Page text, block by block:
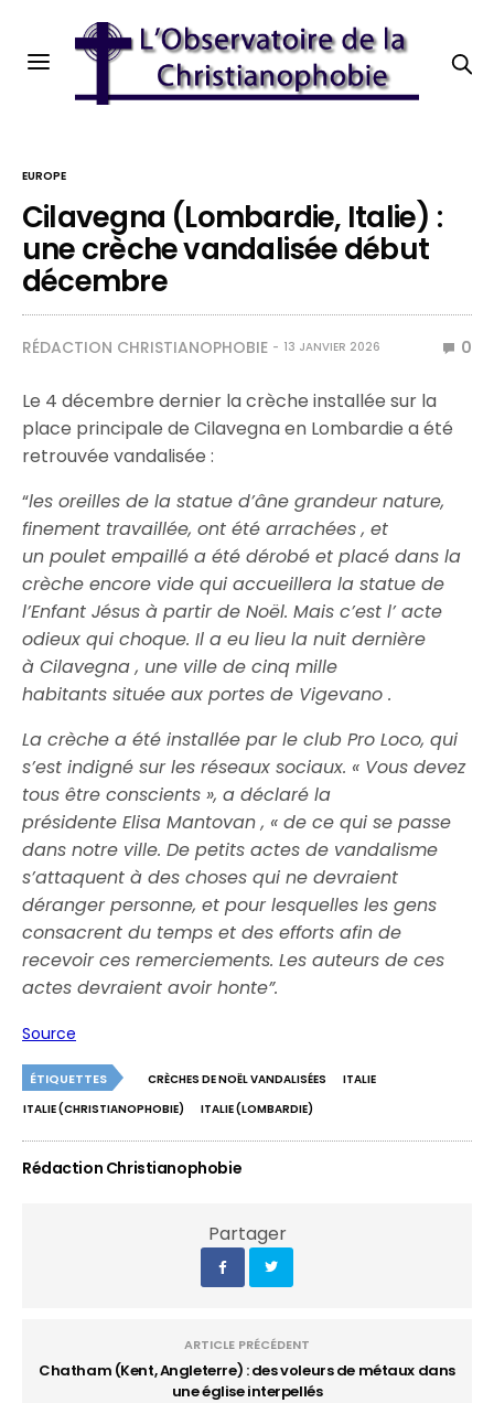
EUROPE
Cilavegna (Lombardie, Italie) :
une crèche vandalisée début
décembre
RÉDACTION CHRISTIANOPHOBIE 13 JANVIER 2026 0
Le 4 décembre dernier la crèche installée sur la
place principale de Cilavegna en Lombardie a été
retrouvée vandalisée :
“les oreilles de la statue d’âne grandeur nature,
finement travaillée,ont été arrachées, et
unpoulet empaillé a été dérobé et placédans la
crèche encore vide qui accueillera la statue de
l’Enfant Jésus à partir de Noël. Mais c’est l’acte
odieux qui choque. Il a eu lieu la nuit dernière
àCilavegna, une ville de cinq mille
habitantssituée aux portes de Vigevano .
La crèche a été installée par le club Pro Loco, qui
s’est indigné sur les réseaux sociaux. « Vous devez
tous être conscients », a déclaré la
présidenteElisa Mantovan, « de ce qui se passe
dans notre ville. De petits actes de vandalisme
s’attaquent à des choses qui ne devraient
déranger personne, et pour lesquellesles gens
consacrent du temps et des efforts afin de
recevoir ces remerciements. Les auteurs de ces
actesdevraient avoir honte”.
Source
ÉTIQUETTES CRÈCHES DE NOËL VANDALISÉES
ITALIE
ITALIE (CHRISTIANOPHOBIE)
ITALIE (LOMBARDIE)
Rédaction Christianophobie
Partager
ARTICLE PRÉCÉDENT
Chatham (Kent, Angleterre) : des voleurs de métaux dans
une église interpellés